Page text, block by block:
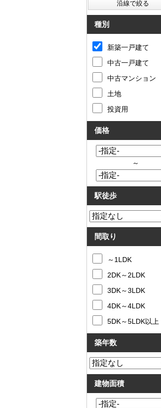
種別
新築一戸建て
中古一戸建て
中古マンション
土地
投資用
価格
～
駅徒歩
間取り
～1LDK
2DK～2LDK
3DK～3LDK
4DK～4LDK
5DK～5LDK以上
築年数
建物面積